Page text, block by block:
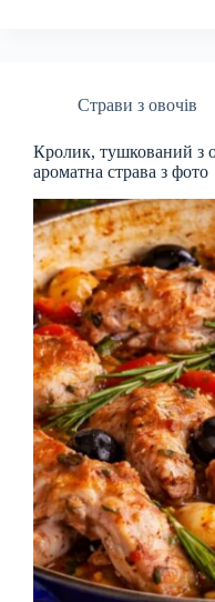
Страви з овочів
Кролик, тушкований з
ароматна страва з фото